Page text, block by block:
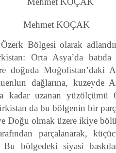
Mehmet KOÇAK
Bölgesi olarak
Orta Asya’da
doğuda Moğolistan’daki
dağlarına, kuzeyde
kadar uzanan
da bu bölgenin bir
Doğu olmak üzere ikiye
parçalanarak,
Bu bölgedeki siyasi